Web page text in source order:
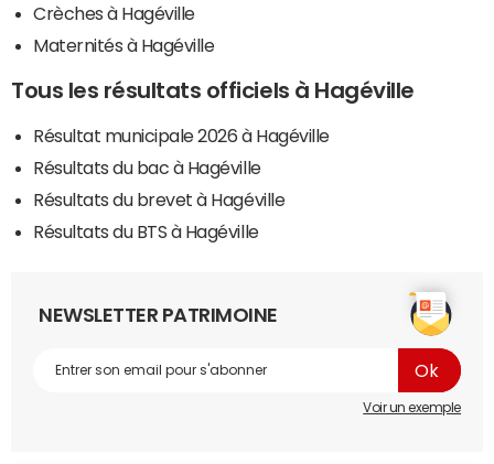
Crèches à Hagéville
Maternités à Hagéville
Tous les résultats officiels à Hagéville
Résultat municipale 2026 à Hagéville
Résultats du bac à Hagéville
Résultats du brevet à Hagéville
Résultats du BTS à Hagéville
NEWSLETTER PATRIMOINE
Voir un exemple